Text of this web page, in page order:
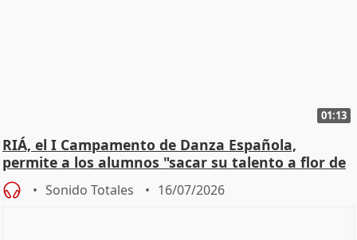
01:13
RIÁ, el I Campamento de Danza Española,
permite a los alumnos "sacar su talento a flor de
piel"
Sonido Totales 16/07/2026